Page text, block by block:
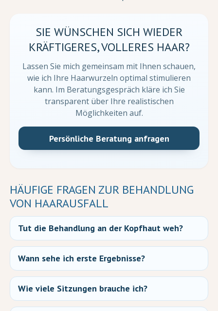
SIE WÜNSCHEN SICH WIEDER
KRÄFTIGERES, VOLLERES HAAR?
Lassen Sie mich gemeinsam mit Ihnen schauen,
wie ich Ihre Haarwurzeln optimal stimulieren
kann. Im Beratungsgespräch kläre ich Sie
transparent über Ihre realistischen
Möglichkeiten auf.
Persönliche Beratung anfragen
HÄUFIGE FRAGEN ZUR BEHANDLUNG
VON HAARAUSFALL
Tut die Behandlung an der Kopfhaut weh?
Wann sehe ich erste Ergebnisse?
Wie viele Sitzungen brauche ich?